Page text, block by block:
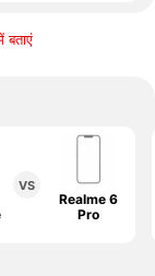
बताएं
VS
Realme 6
Pro